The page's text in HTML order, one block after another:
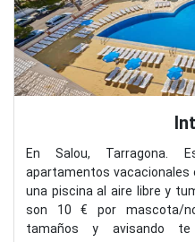
En Salou, Tarragona.
apartamentos vacacionales
una piscina al aire libre y
son 10 € por mascota/
tamaños y avisando